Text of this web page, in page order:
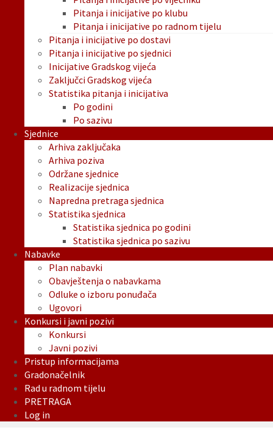
Pitanja i inicijative po klubu
Pitanja i inicijative po radnom tijelu
Pitanja i inicijative po dostavi
Pitanja i inicijative po sjednici
Inicijative Gradskog vijeća
Zaključci Gradskog vijeća
Statistika pitanja i inicijativa
Po godini
Po sazivu
Sjednice
Arhiva zaključaka
Arhiva poziva
Održane sjednice
Realizacije sjednica
Napredna pretraga sjednica
Statistika sjednica
Statistika sjednica po godini
Statistika sjednica po sazivu
Nabavke
Plan nabavki
Obavještenja o nabavkama
Odluke o izboru ponuđača
Ugovori
Konkursi i javni pozivi
Konkursi
Javni pozivi
Pristup informacijama
Gradonačelnik
Rad u radnom tijelu
PRETRAGA
Log in